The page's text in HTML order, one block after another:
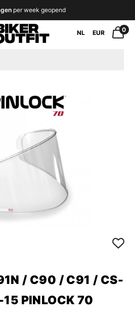
per week geopend
NL EUR 0
/ C90 / C91 / CS-
PINLOCK 70